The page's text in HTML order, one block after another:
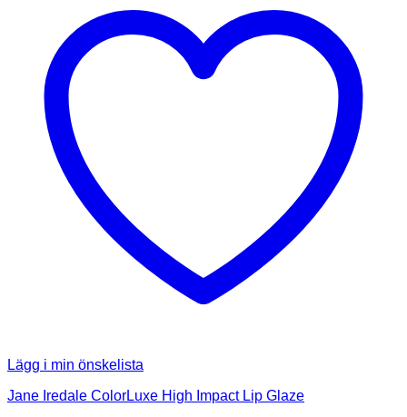
Lägg i min önskelista
Jane Iredale ColorLuxe High Impact Lip Glaze